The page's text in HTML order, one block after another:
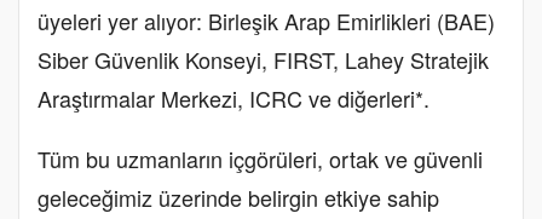
üyeleri yer alıyor: Birleşik Arap Emirlikleri (BAE)
Siber Güvenlik Konseyi, FIRST, Lahey Stratejik
Araştırmalar Merkezi, ICRC ve diğerleri*.
Tüm bu uzmanların içgörüleri, ortak ve güvenli
geleceğimiz üzerinde belirgin etkiye sahip